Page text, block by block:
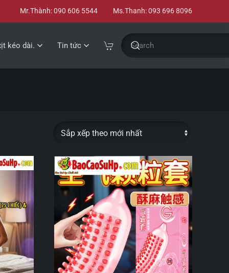
Mr.Thành: 090 606 5544 Ms.Thanh: 093 696 8096
kéo dài. Tin tức